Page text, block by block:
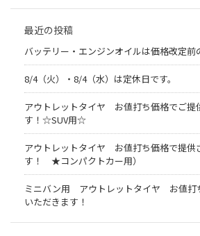
最近の投稿
バッテリー・エンジンオイルは価格改定前
8/4（火）・8/4（水）は定休日です。
アウトレットタイヤ お値打ち価格でご提
す！☆SUV用☆
アウトレットタイヤ お値打ち価格で提供
す！ ★コンパクトカー用）
ミニバン用 アウトレットタイヤ お値打
いただきます！